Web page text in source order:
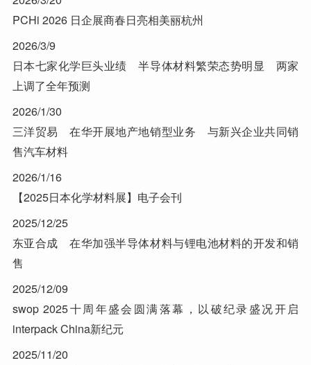
PCHi 2026 日企展商春日亮相美丽杭州
2026/3/9
日本七家化学巨头业绩 半导体材料繁荣态势明显 两家
上调了全年预测
2026/1/30
三洋贸易 在华开展地产地销型业务 与新兴企业共同销
售汽车材料
2026/1/16
【2025日本化学材料展】电子会刊
2025/12/25
东亚合成 在华加强半导体材料与锂电池材料的开发和销
售
2025/12/09
swop 2025十周年盛会圆满落幕，以破纪录盛况开启
interpack China新纪元
2025/11/20